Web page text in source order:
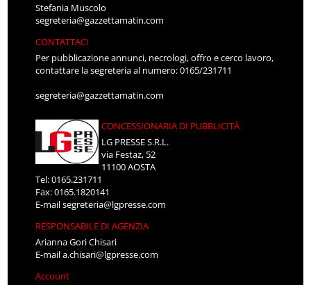
Stefania Muscolo
segreteria@gazzettamatin.com
CONTATTACI
Per pubblicazione annunci, necrologi, offro e cerco lavoro,
contattare la segreteria al numero: 0165/231711
segreteria@gazzettamatin.com
CONCESSIONARIA DI PUBBLICITÀ
LG PRESSE S.R.L.
via Festaz, 52
11100 AOSTA
Tel: 0165.231711
Fax: 0165.1820141
E-mailsegreteria@lgpresse.com
RESPONSABILE DI AGENZIA
Arianna Gori Chisari
E-maila.chisari@lgpresse.com
Account